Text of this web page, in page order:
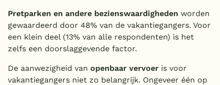
Pretparken en andere bezienswaardigheden worden
gewaardeerd door 48% van de vakantiegangers. Voor
een klein deel (13% van alle respondenten) is het
zelfs een doorslaggevende factor.
De aanwezigheid van openbaar vervoer is voor
vakantiegangers niet zo belangrijk. Ongeveer één op